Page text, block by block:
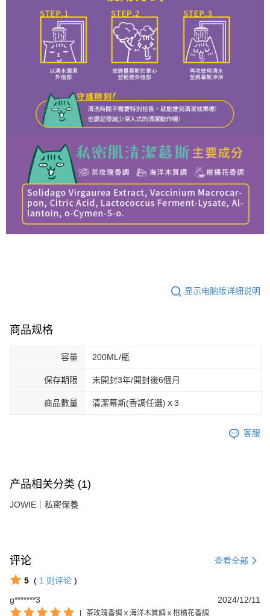
显示电脑版详细说明
商品规格
容量 200ML/瓶
保存期限 未開封3年/開封後6個月
商品數量 清潔幕斯(香調任選)ｘ3
客服
产品相关分类 (1)
JOWIE｜私密保養
评论 查看全部
5 ( 1 则评论 )
g*******3
2024/12/11
茶玫瑰香調ｘ海洋木質調ｘ柑橘花香調